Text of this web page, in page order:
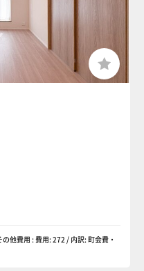
他費用 : 費用: 272 / 内訳: 町会費・